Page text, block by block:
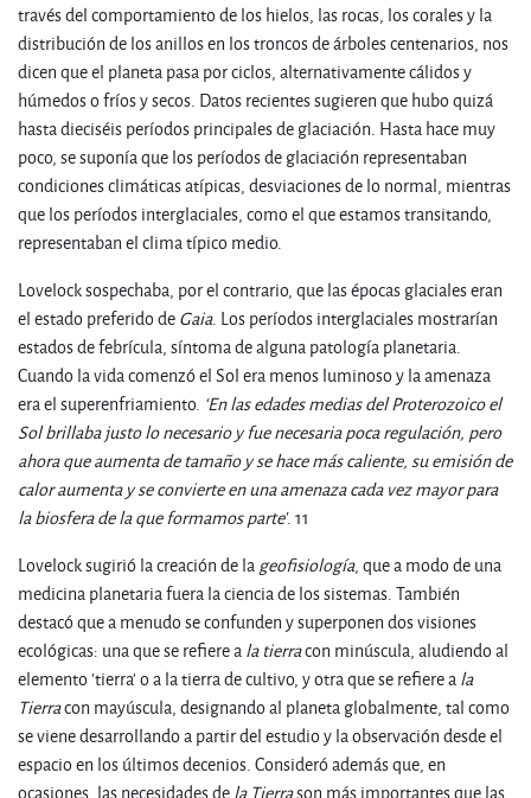
través del comportamiento de los hielos, las rocas, los corales y la
distribución de los anillos en los troncos de árboles centenarios, nos
dicen que el planeta pasa por ciclos, alternativamente cálidos y
húmedos o fríos y secos. Datos recientes sugieren que hubo quizá
hasta dieciséis períodos principales de glaciación. Hasta hace muy
poco, se suponía que los períodos de glaciación representaban
condiciones climáticas atípicas, desviaciones de lo normal, mientras
que los períodos interglaciales, como el que estamos transitando,
representaban el clima típico medio.
Lovelock sospechaba, por el contrario, que las épocas glaciales eran
el estado preferido deGaia. Los períodos interglaciales mostrarían
estados de febrícula, síntoma de alguna patología planetaria.
Cuando la vida comenzó el Sol era menos luminoso y la amenaza
era el superenfriamiento. ‘En las edades medias del Proterozoico el
Sol brillaba justo lo necesario y fue necesaria poca regulación, pero
ahora que aumenta de tamaño y se hace más caliente, su emisión de
calor aumenta y se convierte en una amenaza cada vez mayor para
la biosfera de la que formamos parte'. 11
Lovelock sugirió la creación de lageofisiología, que a modo de una
medicina planetaria fuera la ciencia de los sistemas. También
destacó que a menudo se confunden y superponen dos visiones
ecológicas: una que se refiere ala tierracon minúscula, aludiendo al
elemento 'tierra' o a la tierra de cultivo, y otra que se refiere ala
Tierracon mayúscula, designando al planeta globalmente, tal como
se viene desarrollando a partir del estudio y la observación desde el
espacio en los últimos decenios. Consideró además que, en
ocasiones, las necesidades dela Tierrason más importantes que las